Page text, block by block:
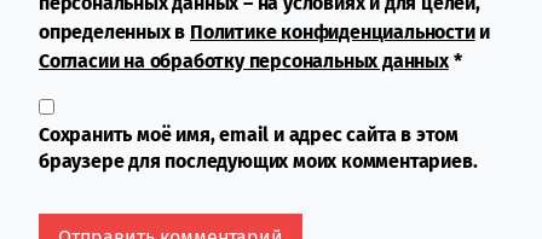
определенных в Политике конфиденциальностии
Согласии на обработку персональных данных*
Сохранить моё имя, email и адрес сайта в этом
браузере для последующих моих комментариев.